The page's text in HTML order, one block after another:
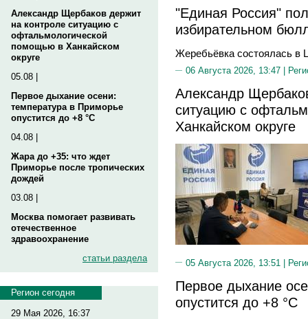
Александр Щербаков держит
на контроле ситуацию с
офтальмологической
помощью в Ханкайском
округе
05.08 |
Первое дыхание осени:
температура в Приморье
опустится до +8 °C
04.08 |
Жара до +35: что ждет
Приморье после тропических
дождей
03.08 |
Москва помогает развивать
отечественное
здравоохранение
статьи раздела
Регион сегодня
29 Мая 2026, 16:37
"Единая Россия"
избирательном
Жеребьёвка состоялась в
06 Августа 2026, 13:47 |
Александр
ситуацию с
Ханкайском округе
05 Августа 2026, 13:51 |
Первое дыхание
опустится до +8 °C